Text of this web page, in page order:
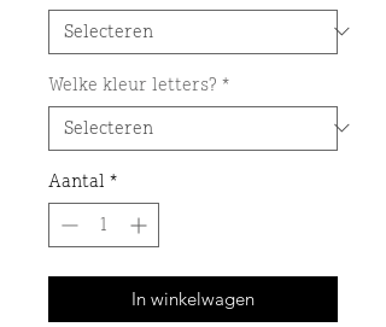
Welke kleur letters? *
Aantal *
In winkelwagen